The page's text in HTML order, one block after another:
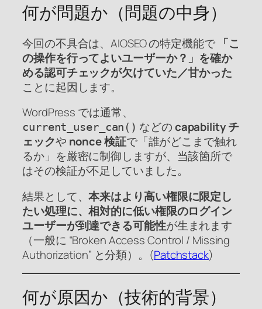
何が問題か（問題の中身）
今回の不具合は、AIOSEO の特定機能で 「こ
の操作を行ってよいユーザーか？」を確か
める認可チェックが欠けていた／甘かった
ことに起因します。
WordPress では通常、
current_user_can() などのcapability チ
ェックや nonce 検証で「誰がどこまで触れ
るか」を厳密に制御しますが、当該箇所で
はその検証が不足していました。
結果として、本来はより高い権限に限定し
たい処理に、相対的に低い権限のログイン
ユーザーが到達できる可能性が生まれます
（一般に “Broken Access Control / Missing
Authorization” と分類）。(Patchstack)
何が原因か（技術的背景）